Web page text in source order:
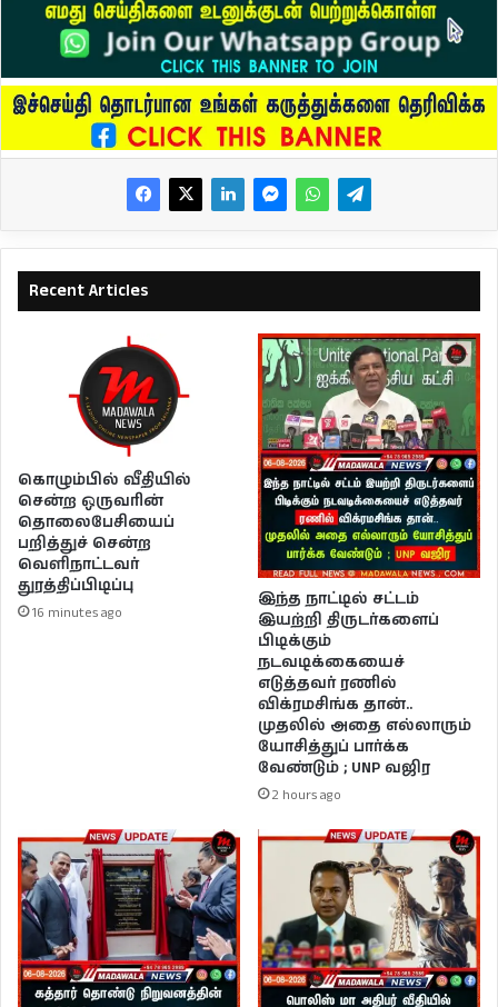
Recent Articles
கொழும்பில் வீதியில்
சென்ற ஒருவரின்
தொலைபேசியைப்
பறித்துச் சென்ற
வெளிநாட்டவர்
துரத்திப்பிடிப்பு
16 minutes ago
இந்த நாட்டில் சட்டம்
இயற்றி திருடர்களைப்
பிடிக்கும்
நடவடிக்கையைச்
எடுத்தவர் ரணில்
விக்ரமசிங்க தான்..
முதலில் அதை எல்லாரும்
யோசித்துப் பார்க்க
வேண்டும் ; UNP வஜிர
2 hours ago